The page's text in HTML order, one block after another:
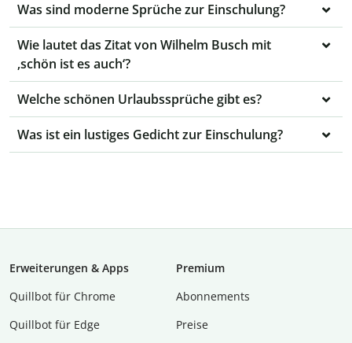
Was sind moderne Sprüche zur Einschulung?
Wie lautet das Zitat von Wilhelm Busch mit
‚schön ist es auch‘?
Welche schönen Urlaubssprüche gibt es?
Was ist ein lustiges Gedicht zur Einschulung?
Erweiterungen & Apps
Quillbot für Chrome
Quillbot für Edge
Premium
Abon­ne­ments
Preise